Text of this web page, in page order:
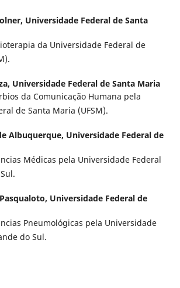
Universidade Federal de Santa
da Universidade Federal de
Universidade Federal de Santa Maria
da Comunicação Humana pela
de Santa Maria (UFSM).
Albuquerque, Universidade Federal de
Médicas pela Universidade Federal
Universidade Federal de
Pneumológicas pela Universidade
do Sul.